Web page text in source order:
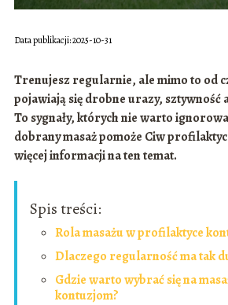
Data publikacji: 2025-10-31
Trenujesz regularnie, ale mimo to od
pojawiają się drobne urazy, sztywność
To sygnały, których nie warto
dobrany masaż pomoże Ciw
więcej informacji na ten temat.
Spis treści:
Rola masażu w profilaktyce
Dlaczego regularność ma tak
Gdzie warto wybrać się na
kontuzjom?